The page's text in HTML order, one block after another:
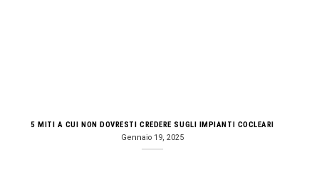
5 MITI A CUI NON DOVRESTI CREDERE SUGLI IMPIANTI COCLEARI
Gennaio 19, 2025